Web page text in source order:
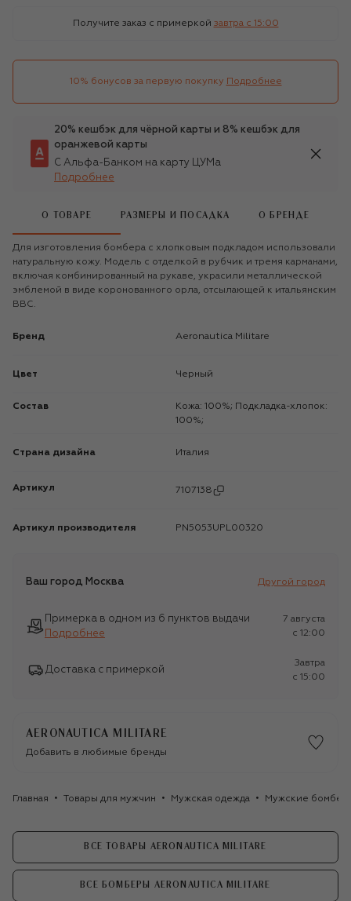
Получите заказ с примеркой завтра c 15:00
10% бонусов за первую покупку Подробнее
20% кешбэк для чёрной карты и 8% кешбэк для
оранжевой карты
С Альфа-Банком на карту ЦУМа
Подробнее
О ТОВАРЕ РАЗМЕРЫ И ПОСАДКА О БРЕНДЕ
Для изготовления бомбера с хлопковым подкладом использовали
натуральную кожу. Модель с отделкой в рубчик и тремя карманами,
включая комбинированный на рукаве, украсили металлической
эмблемой в виде коронованного орла, отсылающей к итальянским
ВВС.
Бренд Aeronautica Militare
Цвет Черный
Состав
Кожа: 100%; Подкладка-хлопок:
100%;
Страна дизайна Италия
Артикул 7107138
Артикул производителя PN5053UPL00320
Ваш город Москва Другой город
Примерка в одном из 6 пунктов выдачи
Подробнее
7 августа
c 12:00
Доставка с примеркой
Завтра
c 15:00
AERONAUTICA MILITARE
Добавить в любимые бренды
Главная Товары для мужчин Мужская одежда Мужские
ВСЕ ТОВАРЫ AERONAUTICA MILITARE
ВСЕ БОМБЕРЫ AERONAUTICA MILITARE